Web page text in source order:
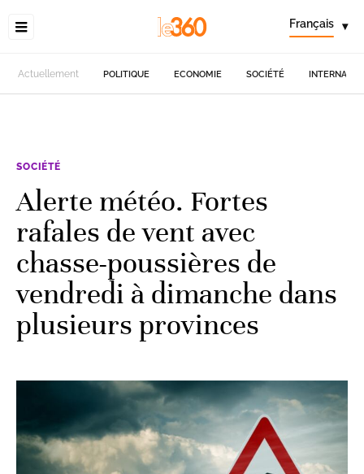
Français ▾
Actuellement POLITIQUE ECONOMIE SOCIÉTÉ
SOCIÉTÉ
Alerte météo. Fortes
rafales de vent avec
chasse-poussières de
vendredi à dimanche dans
plusieurs provinces